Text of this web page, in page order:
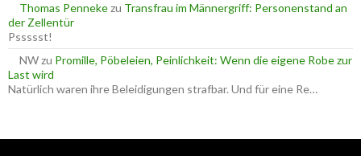
Thomas Pennekezu Transfrau im Männergriff: Personenstand an
der Zellentür
Pssssst!
NWzu Promille, Pöbeleien, Peinlichkeit: Wenn die eigene Robe zur
Last wird
Natürlich waren ihre Beleidigungen strafbar. Und für eine Re…